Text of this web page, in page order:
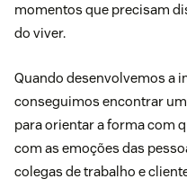
momentos que precisam
do viver.
Quando desenvolvemos a
conseguimos encontrar
para orientar a forma com
com as emoções das
colegas de trabalho e